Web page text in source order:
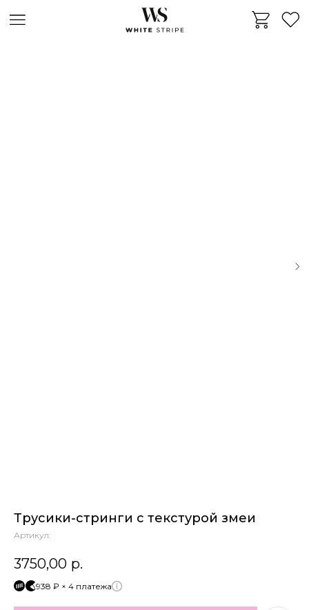
Трусики-стринги с текстурой змеи
Артикул:
3750,00 р.
938 ₽ × 4 платежа